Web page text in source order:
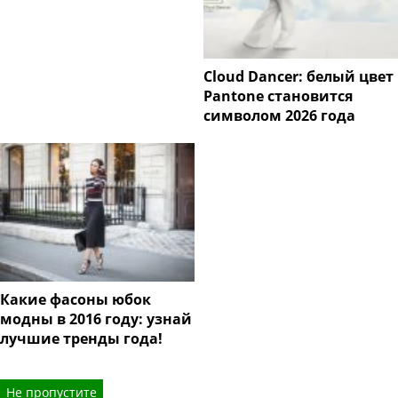
Cloud Dancer: белый цвет
Pantone становится
символом 2026 года
Какие фасоны юбок
модны в 2016 году: узнай
лучшие тренды года!
Не пропустите